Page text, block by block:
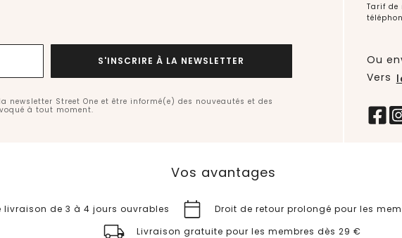
S'INSCRIRE À LA NEWSLETTER
Street One et être informé(e) des nouveautés et des
à tout moment.
Tarif de
Ou
Vers
Vos avantages
livraison de 3 à 4 jours ouvrables Droit de retour prolongé pour les
Livraison gratuite pour les membres dès 29 €